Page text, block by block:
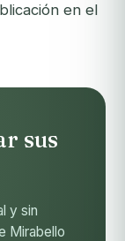
en el
sus
y sin
Mirabello